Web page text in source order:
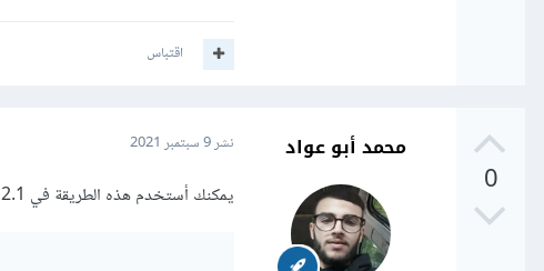
اقتباس
0
محمد أبو عواد نشر9 سبتمبر 2021
يمكنك أستخدم هذه الطريقة في Django 2.1 وهي طريقة آمنة, في جانب Django